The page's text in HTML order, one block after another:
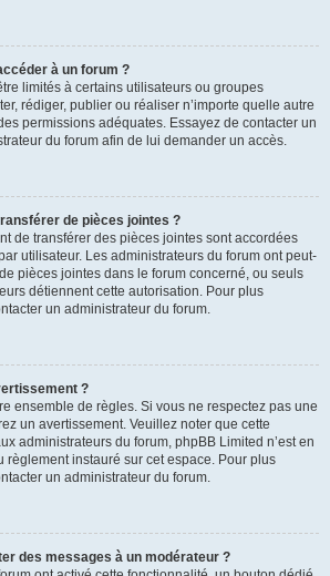
à un forum ?
limités à certains utilisateurs ou groupes
rédiger, publier ou réaliser n’importe quelle autre
permissions adéquates. Essayez de contacter un
du forum afin de lui demander un accès.
de pièces jointes ?
de transférer des pièces jointes sont accordées
utilisateur. Les administrateurs du forum ont peut-
pièces jointes dans le forum concerné, ou seuls
détiennent cette autorisation. Pour plus
un administrateur du forum.
?
ensemble de règles. Si vous ne respectez pas une
un avertissement. Veuillez noter que cette
administrateurs du forum, phpBB Limited n’est en
règlement instauré sur cet espace. Pour plus
un administrateur du forum.
des messages à un modérateur ?